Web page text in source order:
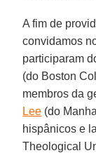
A fim de
convidamos
participaram
(do Boston
membros da
Lee (do
hispânicos e
Theological